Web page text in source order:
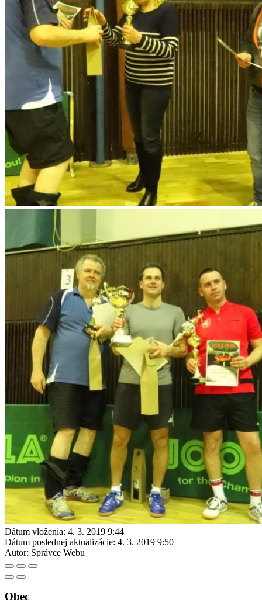
Dátum vloženia: 4. 3. 2019 9:44
Dátum poslednej aktualizácie: 4. 3. 2019 9:50
Autor: Správce Webu
Obec